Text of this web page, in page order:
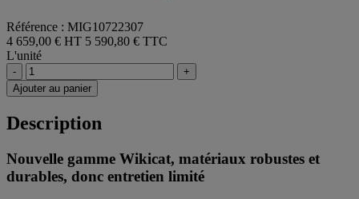
Référence : MIG10722307
4 659,00 € HT 5 590,80 € TTC
L'unité
-
+
Ajouter au panier
Description
Nouvelle gamme Wikicat, matériaux robustes et
durables, donc entretien limité